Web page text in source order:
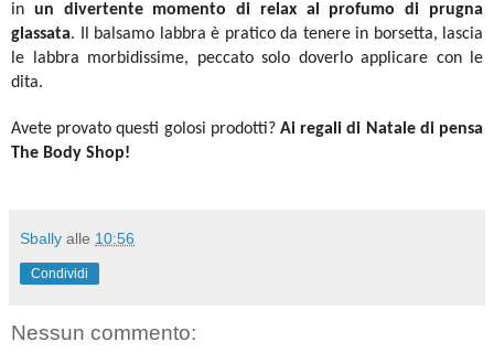
in un divertente momento di relax al profumo di prugna
glassata. Il balsamo labbra è pratico da tenere in borsetta, lascia
le labbra morbidissime, peccato solo doverlo applicare con le
dita.
Avete provato questi golosi prodotti? Ai regali di Natale di pensa
The Body Shop!
Sbally alle 10:56
Condividi
Nessun commento: